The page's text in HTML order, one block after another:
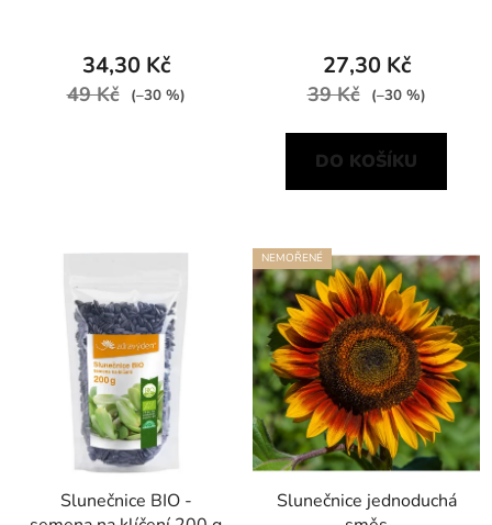
34,30 Kč
49 Kč (–30 %)
27,30 Kč
39 Kč (–30 %)
DO KOŠÍKU
Slunečnice BIO -
NEMOŘENÉ
Slunečnice jednoduchá